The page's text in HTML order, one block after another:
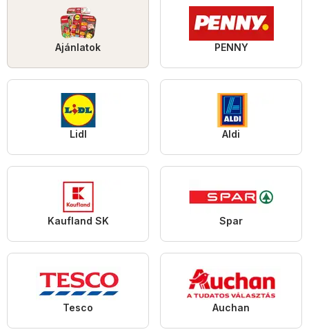
Ajánlatok PENNY
Lidl Aldi
Kaufland SK Spar
Tesco Auchan